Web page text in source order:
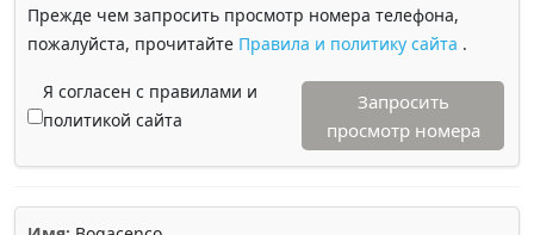
Прежде чем запросить просмотр номера телефона,
пожалуйста, прочитайте Правила и политику сайта .
Я согласен с правилами и
политикой сайта
Запросить
просмотр номера